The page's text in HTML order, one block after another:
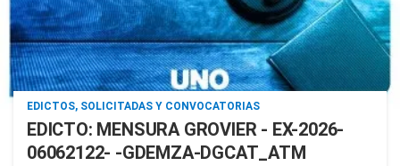
EDICTOS, SOLICITADAS Y CONVOCATORIAS
EDICTO: MENSURA GROVIER - EX-2026-
06062122- -GDEMZA-DGCAT_ATM